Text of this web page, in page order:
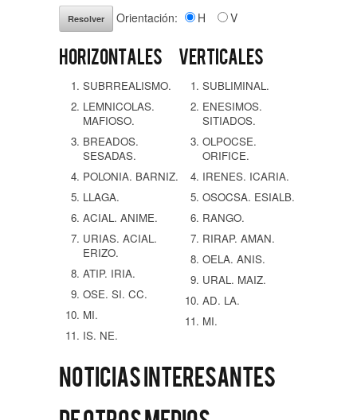
Orientación: H V
Horizontales
SUBRREALISMO.
LEMNICOLAS.
MAFIOSO.
BREADOS.
SESADAS.
POLONIA. BARNIZ.
LLAGA.
ACIAL. ANIME.
URIAS. ACIAL.
ERIZO.
ATIP. IRIA.
OSE. SI. CC.
MI.
IS. NE.
Verticales
SUBLIMINAL.
ENESIMOS.
SITIADOS.
OLPOCSE.
ORIFICE.
IRENES. ICARIA.
OSOCSA. ESIALB.
RANGO.
RIRAP. AMAN.
OELA. ANIS.
URAL. MAIZ.
AD. LA.
MI.
Noticias interesantes